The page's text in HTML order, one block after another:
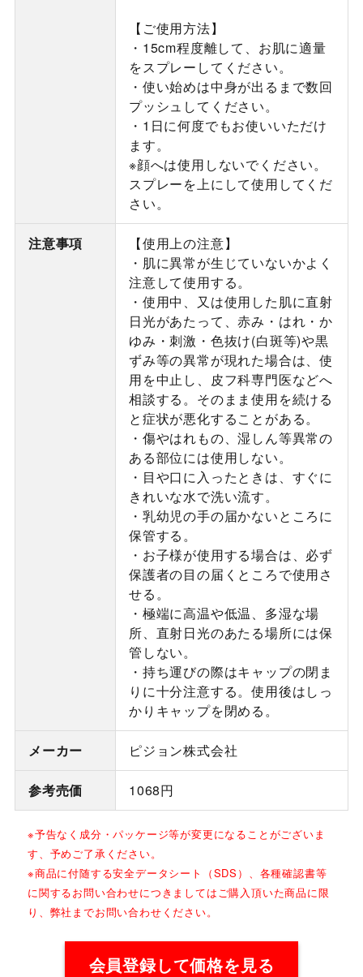
【ご使用方法】
・15cm程度離して、お肌に適量
をスプレーしてください。
・使い始めは中身が出るまで数回
プッシュしてください。
・1日に何度でもお使いいただけ
ます。
※顔へは使用しないでください。
スプレーを上にして使用してくだ
さい。
注意事項
【使用上の注意】
・肌に異常が生じていないかよく
注意して使用する。
・使用中、又は使用した肌に直射
日光があたって、赤み・はれ・か
ゆみ・刺激・色抜け(白斑等)や黒
ずみ等の異常が現れた場合は、使
用を中止し、皮フ科専門医などへ
相談する。そのまま使用を続ける
と症状が悪化することがある。
・傷やはれもの、湿しん等異常の
ある部位には使用しない。
・目や口に入ったときは、すぐに
きれいな水で洗い流す。
・乳幼児の手の届かないところに
保管する。
・お子様が使用する場合は、必ず
保護者の目の届くところで使用さ
せる。
・極端に高温や低温、多湿な場
所、直射日光のあたる場所には保
管しない。
・持ち運びの際はキャップの閉ま
りに十分注意する。使用後はしっ
かりキャップを閉める。
メーカー ピジョン株式会社
参考売価 1068円
※予告なく成分・パッケージ等が変更になることがございま
す、予めご了承ください。
※商品に付随する安全データシート（SDS）、各種確認書等
に関するお問い合わせにつきましてはご購入頂いた商品に限
り、弊社までお問い合わせください。
会員登録して価格を見る